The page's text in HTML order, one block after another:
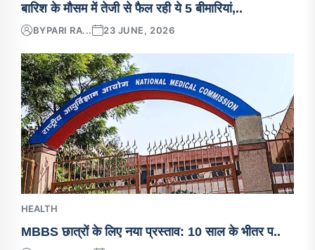
बारिश के मौसम में तेजी से फैल रही ये 5 बीमारियां,..
BYPARI RA... 23 JUNE, 2026
HEALTH
MBBS छात्रों के लिए नया प्रस्ताव: 10 साल के भीतर प..